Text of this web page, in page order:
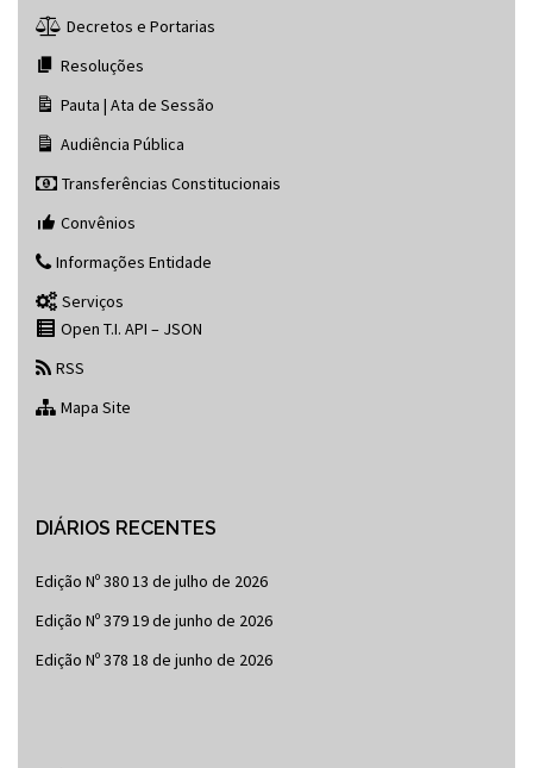
Decretos e Portarias
Resoluções
Pauta | Ata de Sessão
Audiência Pública
Transferências Constitucionais
Convênios
Informações Entidade
Serviços
Open T.I. API – JSON
RSS
Mapa Site
DIÁRIOS RECENTES
Edição Nº 38013 de julho de 2026
Edição Nº 37919 de junho de 2026
Edição Nº 378 18 de junho de 2026